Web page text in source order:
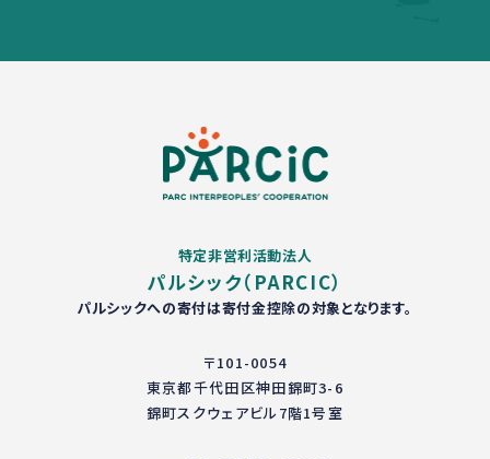
特定非営利活動法人
パルシック（PARCIC）
パルシックへの寄付は寄付金控除の対象となります。
〒101-0054
東京都千代田区神田錦町3-6
錦町スクウェアビル7階1号室